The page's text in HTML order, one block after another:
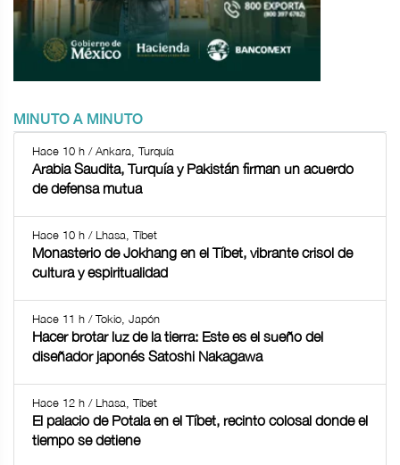
MINUTO A MINUTO
Hace 10 h / Ankara, Turquía
Arabia Saudita, Turquía y Pakistán firman un acuerdo
de defensa mutua
Hace 10 h / Lhasa, Tíbet
Monasterio de Jokhang en el Tíbet, vibrante crisol de
cultura y espiritualidad
Hace 11 h / Tokio, Japón
Hacer brotar luz de la tierra: Este es el sueño del
diseñador japonés Satoshi Nakagawa
Hace 12 h / Lhasa, Tíbet
El palacio de Potala en el Tíbet, recinto colosal donde el
tiempo se detiene